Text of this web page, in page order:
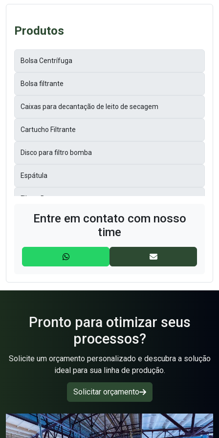
Produtos
Bolsa Centrífuga
Bolsa filtrante
Caixas para decantação de leito de secagem
Cartucho Filtrante
Disco para filtro bomba
Espátula
Filtros Bag
Filtros Bolsas
Filtros GAF
Filtros Prensa
Lona para Filtros Prensa
Manga Coletora de Pó
Mangas filtrante
Papéis mata borrão
Entre em contato com nosso
time
Pronto para otimizar seus
processos?
Solicite um orçamento personalizado e descubra a solução
ideal para sua linha de produção.
Solicitar orçamento